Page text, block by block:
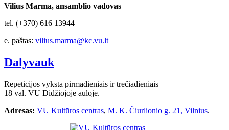
Vilius Marma, ansamblio vadovas
tel. (+370) 616 13944
e. paštas: vilius.marma@kc.vu.lt
Dalyvauk
Repeticijos vyksta pirmadieniais ir trečiadieniais
18 val. VU Didžiojoje auloje.
Adresas: VU Kultūros centras, M. K. Čiurlionio g. 21, Vilnius.